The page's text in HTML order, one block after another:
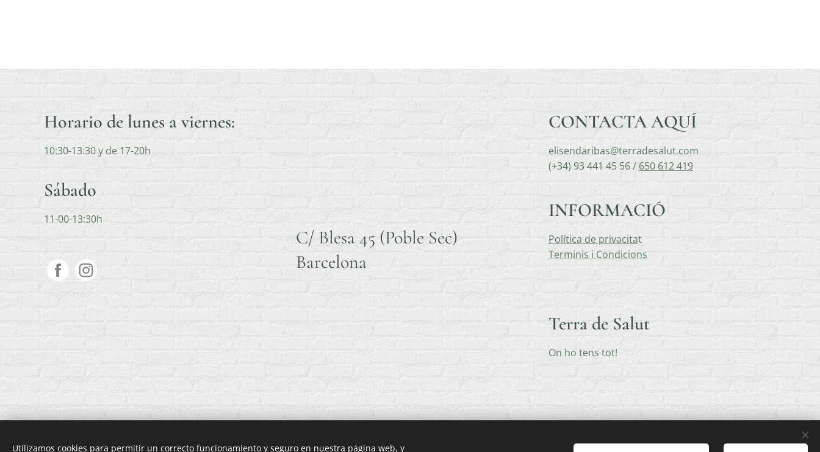
Horario de lunes a viernes:
10:30-13:30 y de 17-20h
Sábado
11-00-13:30h
C/ Blesa 45 (Poble Sec)
Barcelona
CONTACTA AQUÍ
elisendaribas@terradesalut.com
(+34) 93 441 45 56 / 650 612 419
INFORMACIÓ
Política de privacitat
Terminis i Condicions
Terra de Salut
On ho tens tot!
Utilizamos cookies para permitir un correcto funcionamiento y seguro en nuestra página web, y